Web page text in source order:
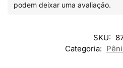
podem deixar uma avaliação.
SKU:
Categoria: